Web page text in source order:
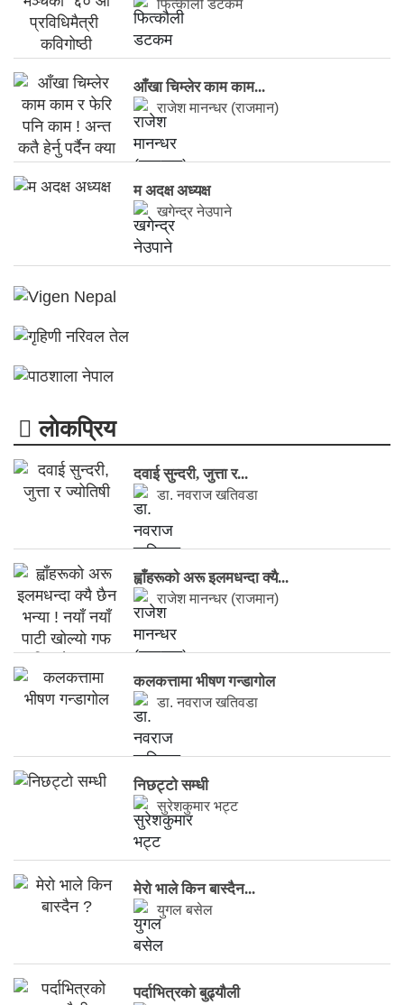
फित्काैली डटकम
आँखा चिम्लेर काम काम...
राजेश मानन्धर (राजमान)
म अदक्ष अध्यक्ष
खगेन्द्र नेउपाने
लाेकप्रिय
दवाई सुन्दरी, जुत्ता र...
डा. नवराज खतिवडा
ह्वाँहरूकाे अरू इलमधन्दा क्यै...
राजेश मानन्धर (राजमान)
कलकत्तामा भीषण गन्डागोल
डा. नवराज खतिवडा
निछट्टो सम्धी
सुरेशकुमार भट्ट
मेरो भाले किन बास्दैन...
युगल बसेल
पर्दाभित्रको बुढ्यौली